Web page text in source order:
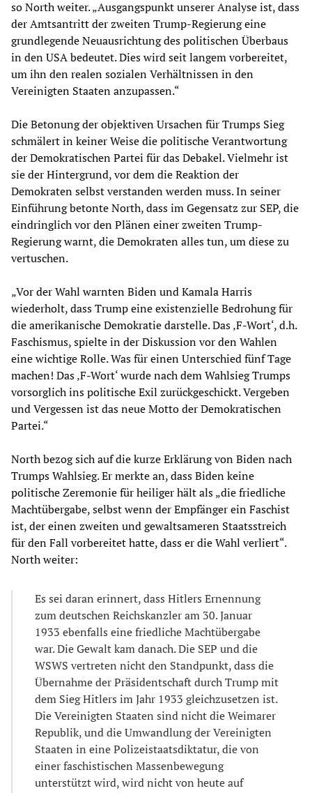
so North weiter. „Ausgangspunkt unserer Analyse ist, dass
der Amtsantritt der zweiten Trump-Regierung eine
grundlegende Neuausrichtung des politischen Überbaus
in den USA bedeutet. Dies wird seit langem vorbereitet,
um ihn den realen sozialen Verhältnissen in den
Vereinigten Staaten anzupassen.“
Die Betonung der objektiven Ursachen für Trumps Sieg
schmälert in keiner Weise die politische Verantwortung
der Demokratischen Partei für das Debakel. Vielmehr ist
sie der Hintergrund, vor dem die Reaktion der
Demokraten selbst verstanden werden muss. In seiner
Einführung betonte North, dass im Gegensatz zur SEP, die
eindringlich vor den Plänen einer zweiten Trump-
Regierung warnt, die Demokraten alles tun, um diese zu
vertuschen.
„Vor der Wahl warnten Biden und Kamala Harris
wiederholt, dass Trump eine existenzielle Bedrohung für
die amerikanische Demokratie darstelle. Das ‚F-Wort‘, d.h.
Faschismus, spielte in der Diskussion vor den Wahlen
eine wichtige Rolle. Was für einen Unterschied fünf Tage
machen! Das ‚F-Wort‘ wurde nach dem Wahlsieg Trumps
vorsorglich ins politische Exil zurückgeschickt. Vergeben
und Vergessen ist das neue Motto der Demokratischen
Partei.“
North bezog sich auf die kurze Erklärung von Biden nach
Trumps Wahlsieg. Er merkte an, dass Biden keine
politische Zeremonie für heiliger hält als „die friedliche
Machtübergabe, selbst wenn der Empfänger ein Faschist
ist, der einen zweiten und gewaltsameren Staatsstreich
für den Fall vorbereitet hatte, dass er die Wahl verliert“.
North weiter:
Es sei daran erinnert, dass Hitlers Ernennung
zum deutschen Reichskanzler am 30. Januar
1933 ebenfalls eine friedliche Machtübergabe
war. Die Gewalt kam danach. Die SEP und die
WSWS vertreten nicht den Standpunkt, dass die
Übernahme der Präsidentschaft durch Trump mit
dem Sieg Hitlers im Jahr 1933 gleichzusetzen ist.
Die Vereinigten Staaten sind nicht die Weimarer
Republik, und die Umwandlung der Vereinigten
Staaten in eine Polizeistaatsdiktatur, die von
einer faschistischen Massenbewegung
unterstützt wird, wird nicht von heute auf